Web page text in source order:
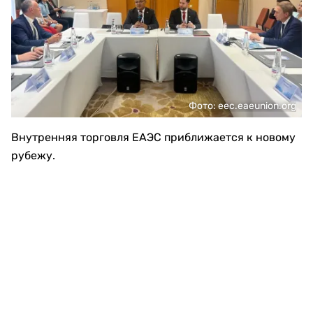
Фото: eec.eaeunion.org
Внутренняя торговля ЕАЭС приближается к новому
рубежу.